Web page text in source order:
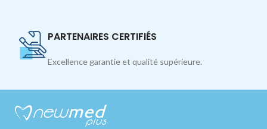
PARTENAIRES CERTIFIÉS
Excellence garantie et qualité supérieure.